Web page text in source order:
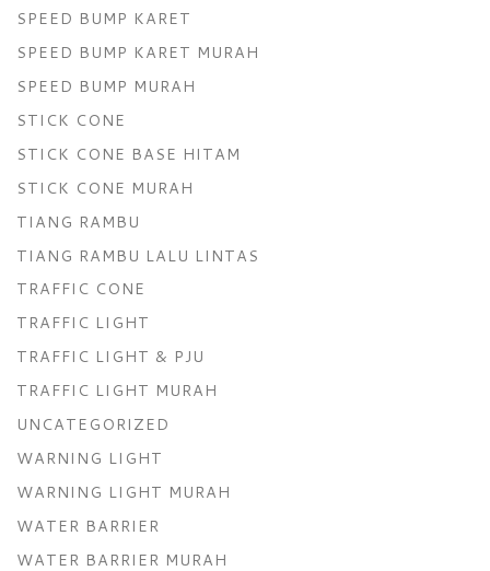
SPEED BUMP KARET
SPEED BUMP KARET MURAH
SPEED BUMP MURAH
STICK CONE
STICK CONE BASE HITAM
STICK CONE MURAH
TIANG RAMBU
TIANG RAMBU LALU LINTAS
TRAFFIC CONE
TRAFFIC LIGHT
TRAFFIC LIGHT & PJU
TRAFFIC LIGHT MURAH
UNCATEGORIZED
WARNING LIGHT
WARNING LIGHT MURAH
WATER BARRIER
WATER BARRIER MURAH